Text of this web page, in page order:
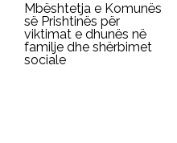
Mbështetja e Komunës
së Prishtinës për
viktimat e dhunës në
familje dhe shërbimet
sociale